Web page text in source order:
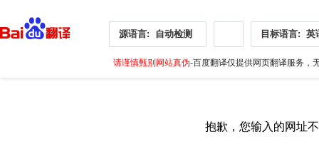
源语言: 自动检测 目标语言: 英
请谨慎甄别网站真伪-百度翻译仅提供网页翻译服务，